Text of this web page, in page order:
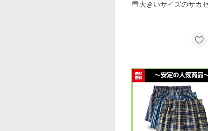
大きいサイズのサカ